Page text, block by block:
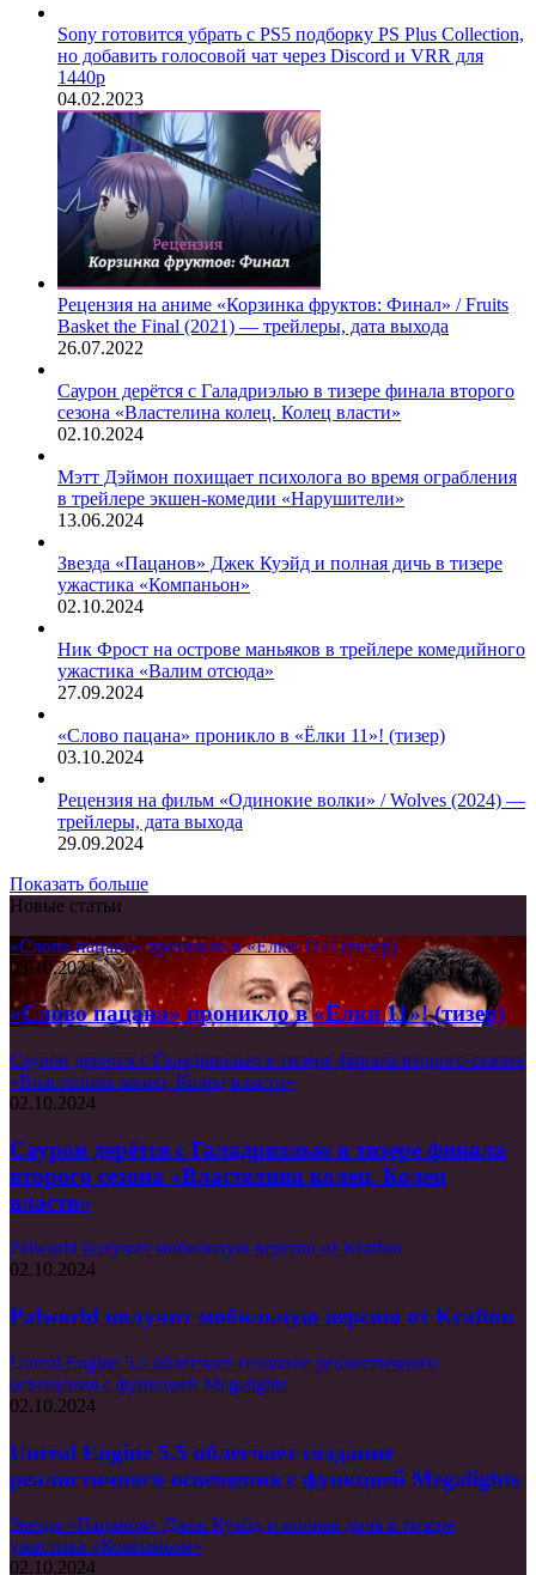
Sony готовится убрать с PS5 подборку PS Plus Collection,
но добавить голосовой чат через Discord и VRR для
1440p
04.02.2023
Рецензия на аниме «Корзинка фруктов: Финал» / Fruits
Basket the Final (2021) — трейлеры, дата выхода
26.07.2022
Саурон дерётся с Галадриэлью в тизере финала второго
сезона «Властелина колец. Колец власти»
02.10.2024
Мэтт Дэймон похищает психолога во время ограбления
в трейлере экшен-комедии «Нарушители»
13.06.2024
Звезда «Пацанов» Джек Куэйд и полная дичь в тизере
ужастика «Компаньон»
02.10.2024
Ник Фрост на острове маньяков в трейлере комедийного
ужастика «Валим отсюда»
27.09.2024
«Слово пацана» проникло в «Ёлки 11»! (тизер)
03.10.2024
Рецензия на фильм «Одинокие волки» / Wolves (2024) —
трейлеры, дата выхода
29.09.2024
Показать больше
Новые статьи
«Слово пацана» проникло в «Ёлки 11»! (тизер)
03.10.2024
«Слово пацана» проникло в «Ёлки 11»! (тизер)
Саурон дерётся с Галадриэлью в тизере финала второго сезона
«Властелина колец. Колец власти»
02.10.2024
Саурон дерётся с Галадриэлью в тизере финала
второго сезона «Властелина колец. Колец
власти»
Palworld получит мобильную версию от Krafton
02.10.2024
Palworld получит мобильную версию от Krafton
Unreal Engine 5.5 облегчает создание реалистичного
освещения с функцией Megalights
02.10.2024
Unreal Engine 5.5 облегчает создание
реалистичного освещения с функцией Megalights
Звезда «Пацанов» Джек Куэйд и полная дичь в тизере
ужастика «Компаньон»
02.10.2024